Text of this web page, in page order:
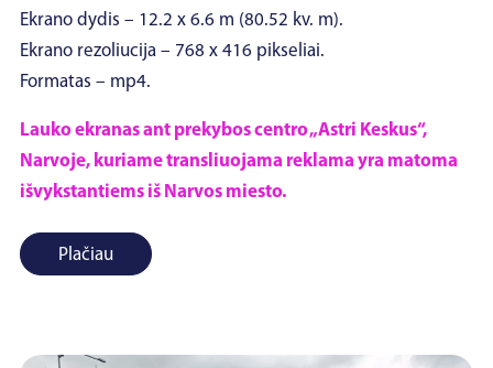
Ekrano dydis – 12.2 x 6.6 m (80.52 kv. m).
Ekrano rezoliucija – 768 x 416 pikseliai.
Formatas – mp4.
Lauko ekranas ant prekybos centro „Astri Keskus“,
Narvoje, kuriame transliuojama reklama yra matoma
išvykstantiems iš Narvos miesto.
Plačiau